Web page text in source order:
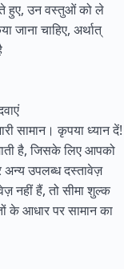
हुए, उन वस्तुओं को ले
जाना चाहिए, अर्थात्
सामान। कृपया ध्यान दें!
है, जिसके लिए आपको
अन्य उपलब्ध दस्तावेज़
नहीं हैं, तो सीमा शुल्क
के आधार पर सामान का